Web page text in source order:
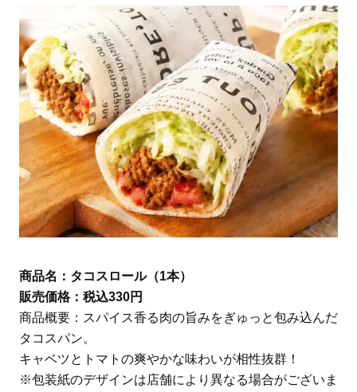
商品名：タコスロール（1本）
販売価格：税込330円
商品概要：スパイス香る肉の旨みをぎゅっと包み込んだ
タコスパン。
キャベツとトマトの爽やかな味わいが相性抜群！
※包装紙のデザインは店舗により異なる場合がございま